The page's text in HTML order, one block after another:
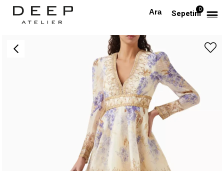
Sepetim0
Anasayfa PREMIUM Desenli Uzun Kollu İpek Keten V Yaka Premium Mini Elbise